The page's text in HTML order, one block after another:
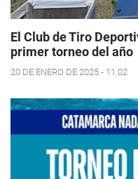
El Club de Tiro
primer torneo del año
20 DE ENERO DE 2025 - 11:02